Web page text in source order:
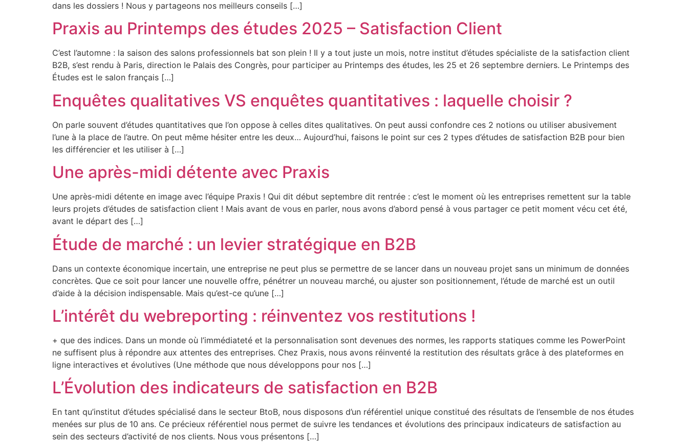
dans les dossiers ! Nous y partageons nos meilleurs conseils […]
Praxis au Printemps des études 2025 – Satisfaction Client
C’est l’automne : la saison des salons professionnels bat son plein ! Il y a tout juste un mois, notre institut d’études spécialiste de la satisfaction client
B2B, s’est rendu à Paris, direction le Palais des Congrès, pour participer au Printemps des études, les 25 et 26 septembre derniers. Le Printemps des
Études est le salon français […]
Enquêtes qualitatives VS enquêtes quantitatives : laquelle choisir ?
On parle souvent d’études quantitatives que l’on oppose à celles dites qualitatives. On peut aussi confondre ces 2 notions ou utiliser abusivement
l’une à la place de l’autre. On peut même hésiter entre les deux… Aujourd’hui, faisons le point sur ces 2 types d’études de satisfaction B2B pour bien
les différencier et les utiliser à […]
Une après-midi détente avec Praxis
Une après-midi détente en image avec l’équipe Praxis ! Qui dit début septembre dit rentrée : c’est le moment où les entreprises remettent sur la table
leurs projets d’études de satisfaction client ! Mais avant de vous en parler, nous avons d’abord pensé à vous partager ce petit moment vécu cet été,
avant le départ des […]
Étude de marché : un levier stratégique en B2B
Dans un contexte économique incertain, une entreprise ne peut plus se permettre de se lancer dans un nouveau projet sans un minimum de données
concrètes. Que ce soit pour lancer une nouvelle offre, pénétrer un nouveau marché, ou ajuster son positionnement, l’étude de marché est un outil
d’aide à la décision indispensable. Mais qu’est-ce qu’une […]
L’intérêt du webreporting : réinventez vos restitutions !
+ que des indices. Dans un monde où l’immédiateté et la personnalisation sont devenues des normes, les rapports statiques comme les PowerPoint
ne suffisent plus à répondre aux attentes des entreprises. Chez Praxis, nous avons réinventé la restitution des résultats grâce à des plateformes en
ligne interactives et évolutives (Une méthode que nous développons pour nos […]
L’Évolution des indicateurs de satisfaction en B2B
En tant qu’institut d’études spécialisé dans le secteur BtoB, nous disposons d’un référentiel unique constitué des résultats de l’ensemble de nos études
menées sur plus de 10 ans. Ce précieux référentiel nous permet de suivre les tendances et évolutions des principaux indicateurs de satisfaction au
sein des secteurs d’activité de nos clients. Nous vous présentons […]